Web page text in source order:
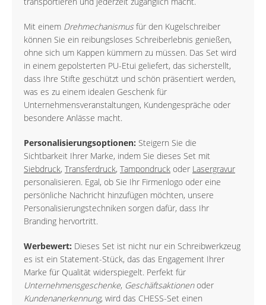
Mit einem Drehmechanismus für den Kugelschreiber
können Sie ein reibungsloses Schreiberlebnis genießen,
ohne sich um Kappen kümmern zu müssen. Das Set wird
in einem gepolsterten PU-Etui geliefert, das sicherstellt,
dass Ihre Stifte geschützt und schön präsentiert werden,
was es zu einem idealen Geschenk für
Unternehmensveranstaltungen, Kundengespräche oder
besondere Anlässe macht.
Personalisierungsoptionen: Steigern Sie die
Sichtbarkeit Ihrer Marke, indem Sie dieses Set mit
Siebdruck, Transferdruck, Tampondruck oder Lasergravur
personalisieren. Egal, ob Sie Ihr Firmenlogo oder eine
persönliche Nachricht hinzufügen möchten, unsere
Personalisierungstechniken sorgen dafür, dass Ihr
Branding hervortritt.
Werbewert: Dieses Set ist nicht nur ein Schreibwerkzeug
es ist ein Statement-Stück, das das Engagement Ihrer
Marke für Qualität widerspiegelt. Perfekt für
Unternehmensgeschenke, Geschäftsaktionenoder
Kundenanerkennung, wird das CHESS-Set einen